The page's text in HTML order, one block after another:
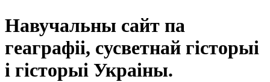
Навучальны сайт па
геаграфіі, сусветнай гісторыі
і гісторыі Украіны.